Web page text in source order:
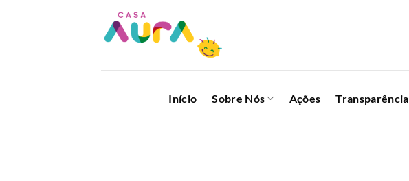
Início Sobre Nós Ações Transparência